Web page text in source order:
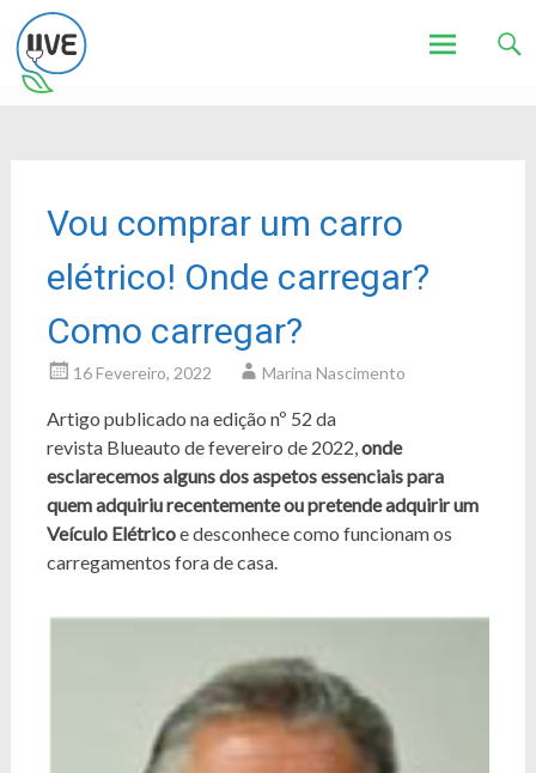
Vou comprar um carro
elétrico! Onde carregar?
Como carregar?
16 Fevereiro, 2022 Marina Nascimento
Artigo publicado na edição nº 52 da
revista Blueauto de fevereiro de 2022,onde
esclarecemos alguns dos aspetos essenciais para
quem adquiriu recentemente ou pretende adquirir um
Veículo Elétricoe desconhece como funcionam os
carregamentos fora de casa.